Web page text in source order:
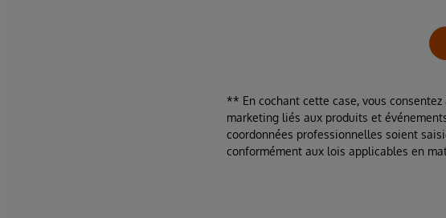
** En cochant cette case, vous
marketing liés aux produits et
coordonnées professionnelles soient
conformément aux lois applicables en